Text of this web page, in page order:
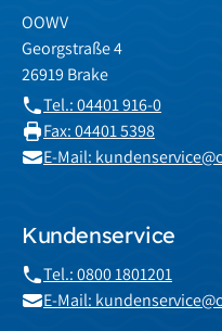
OOWV
Georgstraße 4
26919 Brake
Tel.: 04401 916-0
Fax: 04401 5398
E-Mail:
Kundenservice
Tel.: 0800 1801201
E-Mail: